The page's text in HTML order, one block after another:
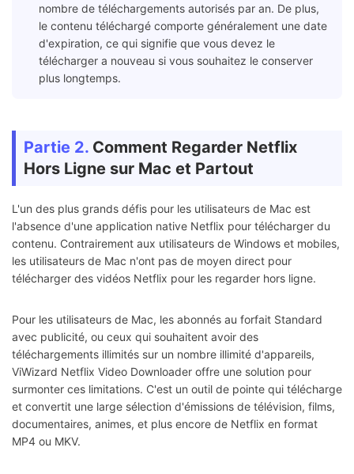
nombre de téléchargements autorisés par an. De plus,
le contenu téléchargé comporte généralement une date
d'expiration, ce qui signifie que vous devez le
télécharger a nouveau si vous souhaitez le conserver
plus longtemps.
Partie 2. Comment Regarder Netflix
Hors Ligne sur Mac et Partout
L'un des plus grands défis pour les utilisateurs de Mac est
l'absence d'une application native Netflix pour télécharger du
contenu. Contrairement aux utilisateurs de Windows et mobiles,
les utilisateurs de Mac n'ont pas de moyen direct pour
télécharger des vidéos Netflix pour les regarder hors ligne.
Pour les utilisateurs de Mac, les abonnés au forfait Standard
avec publicité, ou ceux qui souhaitent avoir des
téléchargements illimités sur un nombre illimité d'appareils,
ViWizard Netflix Video Downloader offre une solution pour
surmonter ces limitations. C'est un outil de pointe qui télécharge
et convertit une large sélection d'émissions de télévision, films,
documentaires, animes, et plus encore de Netflix en format
MP4 ou MKV.